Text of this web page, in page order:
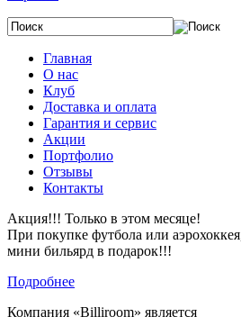
Главная
О нас
Клуб
Доставка и оплата
Гарантия и сервис
Акции
Портфолио
Отзывы
Контакты
Акция!!! Только в этом месяце!
При покупке футбола или
мини бильярд в подарок!!!
Подробнее
Компания «Billiroom» является